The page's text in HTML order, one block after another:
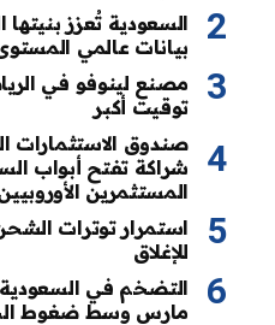
السعودية تُعزز بنيتها
بيانات عالمي
مصنع لينوفو في
توقيت أكبر
صندوق الاستثمارات
شراكة تفتح أبواب
المستثمرين
استمرار توترات
للإغلاق
التضخم في
مارس وسط ضغوط